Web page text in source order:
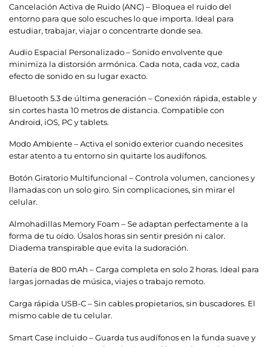
Cancelación Activa de Ruido (ANC) – Bloquea el ruido del
entorno para que solo escuches lo que importa. Ideal para
estudiar, trabajar, viajar o concentrarte donde sea.
Audio Espacial Personalizado – Sonido envolvente que
minimiza la distorsión armónica. Cada nota, cada voz, cada
efecto de sonido en su lugar exacto.
Bluetooth 5.3 de última generación – Conexión rápida, estable y
sin cortes hasta 10 metros de distancia. Compatible con
Android, iOS, PC y tablets.
Modo Ambiente – Activa el sonido exterior cuando necesites
estar atento a tu entorno sin quitarte los audífonos.
Botón Giratorio Multifuncional – Controla volumen, canciones y
llamadas con un solo giro. Sin complicaciones, sin mirar el
celular.
Almohadillas Memory Foam – Se adaptan perfectamente a la
forma de tu oído. Úsalos horas sin sentir presión ni calor.
Diadema transpirable que evita la sudoración.
Batería de 800 mAh – Carga completa en solo 2 horas. Ideal para
largas jornadas de música, viajes o trabajo remoto.
Carga rápida USB-C – Sin cables propietarios, sin buscadores. El
mismo cable de tu celular.
Smart Case incluido – Guarda tus audífonos en la funda suave y